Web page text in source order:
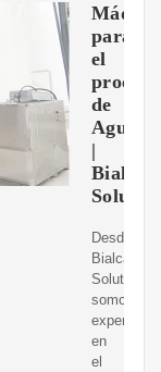
para
el
de
|
Bialca
Desde
Bialca
Solutions
somos
expertos
en
el